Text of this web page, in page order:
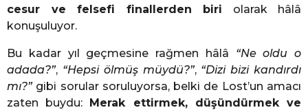
cesur ve felsefi finallerden biri olarak hâlâ
konuşuluyor.
Bu kadar yıl geçmesine rağmen hâlâ “Ne oldu o
adada?”, “Hepsi ölmüş müydü?”, “Dizi bizi kandırdı
mı?”gibi sorular soruluyorsa, belki de Lost’un amacı
zaten buydu: Merak ettirmek, düşündürmek ve